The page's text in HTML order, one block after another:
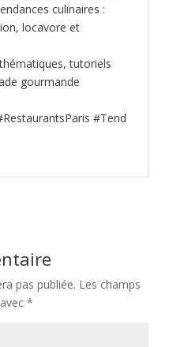
culinaires :
locavore et
tutoriels
gourmande
#Tend
pas publiée. Les champs
*